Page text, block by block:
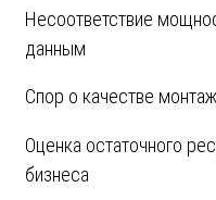
Несоответствие
данным
Спор о качестве
Оценка остаточного
бизнеса